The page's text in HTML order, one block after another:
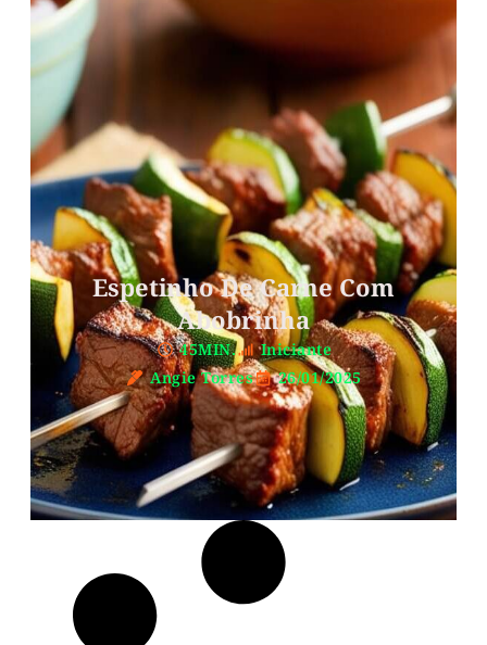
Espetinho De Carne Com
Abobrinha
45MIN.
Iniciante
Angie Torres
26/01/2025